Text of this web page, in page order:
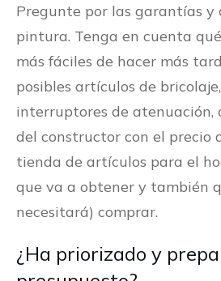
Pregunte por las garantías
pintura. Tenga en cuenta
más fáciles de hacer más
posibles artículos de
interruptores de atenuación,
del constructor con el precio
tienda de artículos para el
que va a obtener y también
necesitará) comprar.
¿Ha priorizado y